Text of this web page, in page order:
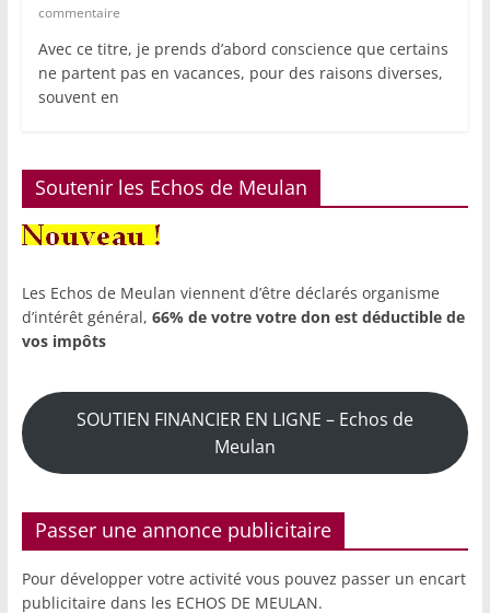
commentaire
Avec ce titre, je prends d’abord conscience que certains
ne partent pas en vacances, pour des raisons diverses,
souvent en
Soutenir les Echos de Meulan
Les Echos de Meulan viennent d’être déclarés organisme
d’intérêt général, 66% de votre votre don est déductible de
vos impôts
SOUTIEN FINANCIER EN LIGNE – Echos de
Meulan
Passer une annonce publicitaire
Pour développer votre activité vous pouvez passer un encart
publicitaire dans les ECHOS DE MEULAN.